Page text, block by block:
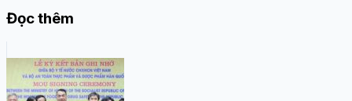
Đọc thêm